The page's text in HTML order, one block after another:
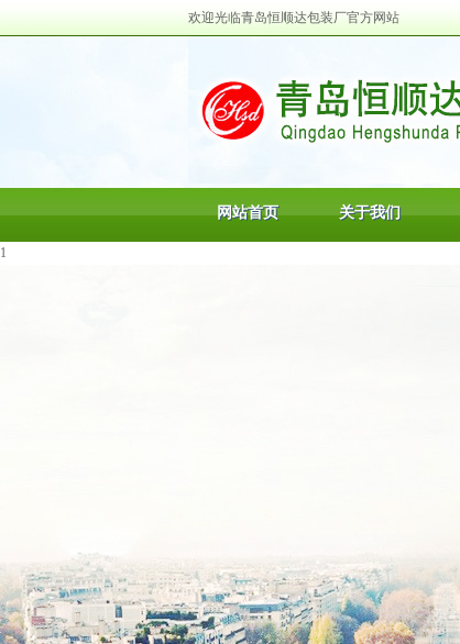
欢迎光临青岛恒顺达包装厂官方网站
网站首页 关于我们
1